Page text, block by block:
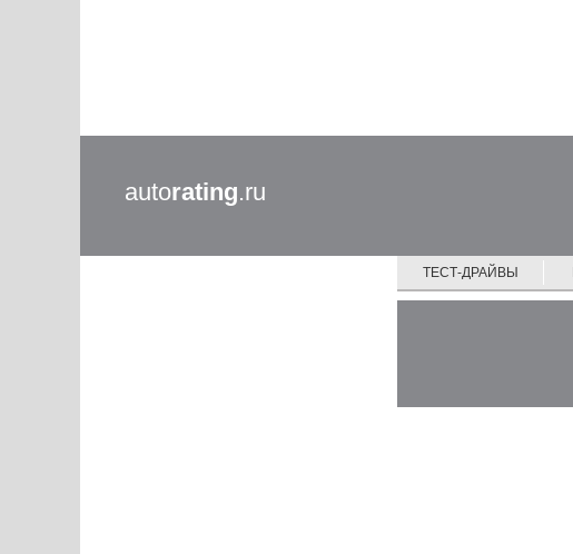
autorating.ru
ТЕСТ-ДРАЙВЫ